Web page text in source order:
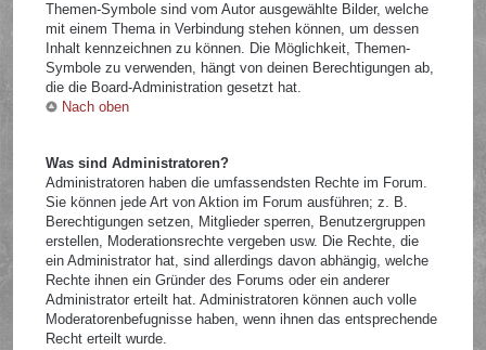
Themen-Symbole sind vom Autor ausgewählte Bilder, welche
mit einem Thema in Verbindung stehen können, um dessen
Inhalt kennzeichnen zu können. Die Möglichkeit, Themen-
Symbole zu verwenden, hängt von deinen Berechtigungen ab,
die die Board-Administration gesetzt hat.
Nach oben
Was sind Administratoren?
Administratoren haben die umfassendsten Rechte im Forum.
Sie können jede Art von Aktion im Forum ausführen; z. B.
Berechtigungen setzen, Mitglieder sperren, Benutzergruppen
erstellen, Moderationsrechte vergeben usw. Die Rechte, die
ein Administrator hat, sind allerdings davon abhängig, welche
Rechte ihnen ein Gründer des Forums oder ein anderer
Administrator erteilt hat. Administratoren können auch volle
Moderatorenbefugnisse haben, wenn ihnen das entsprechende
Recht erteilt wurde.